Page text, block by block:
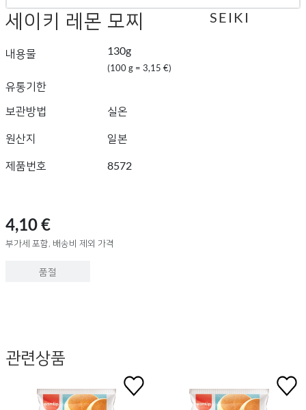
세이키 레몬 모찌
내용물 130g
(100 g = 3,15 €)
유통기한
보관방법
실온
원산지 일본
제품번호 8572
SEIKI
4,10 €
부가세 포함, 배송비 제외 가격
품절
관련상품